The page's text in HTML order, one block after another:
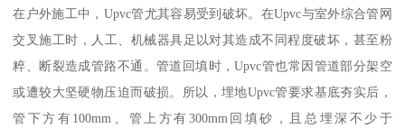
在户外施工中，Upvc管尤其容易受到破坏。在Upvc与室外综合管网
交叉施工时，人工、机械器具足以对其造成不同程度破坏，甚至粉
粹、断裂造成管路不通。管道回填时，Upvc管也常因管道部分架空
或遭较大坚硬物压迫而破损。所以，埋地Upvc管要求基底夯实后，
管下方有100mm、管上方有300mm回填砂，且总埋深不少于